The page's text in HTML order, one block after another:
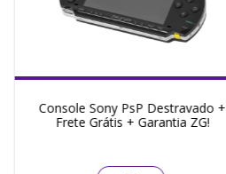
Console Sony PsP Destravado +
Frete Grátis + Garantia ZG!